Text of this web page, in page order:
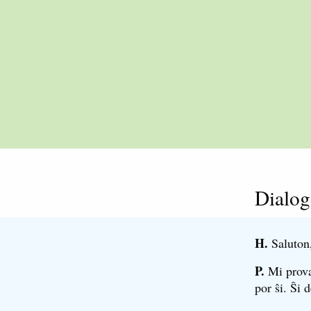
H.
P. Mi
por ŝi. Ŝi